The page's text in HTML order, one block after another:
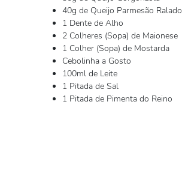
40g de Queijo Parmesão Ralado
1 Dente de Alho
2 Colheres (Sopa) de Maionese
1 Colher (Sopa) de Mostarda
Cebolinha a Gosto
100ml de Leite
1 Pitada de Sal
1 Pitada de Pimenta do Reino